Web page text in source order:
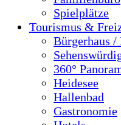
Spielplätze
Tourismus &
Bürgerhaus /
360°
Heidesee
Hallenbad
Gastronomie